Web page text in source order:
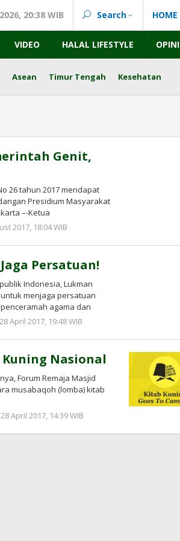
20:38 WIB Search HOME
VIDEO HALAL LIFESTYLE OPINI
Asean Timur Tengah Kesehatan
Genit,
26 tahun 2017 mendapat
Presidium Masyarakat
–-Ketua
2017, 18:04 WIB
Prawiranegara
Persatuan!
Indonesia, Lukman
menjaga persatuan
agama dan
April 2017, 19:48 WIB
Prawiranegara
Nasional
Forum Remaja Masjid
musabaqoh (lomba) kitab
April 2017, 14:39 WIB
Prawiranegara